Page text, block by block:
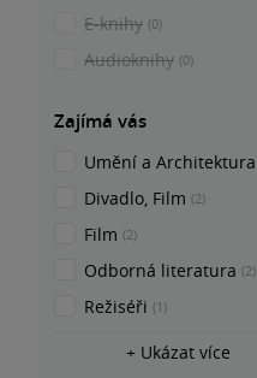
E-knihy (0)
Audioknihy (0)
Zajímá vás
Umění a Architektura
Divadlo, Film (2)
Film (2)
Odborná literatura (2)
Režiséři (1)
+ Ukázat více